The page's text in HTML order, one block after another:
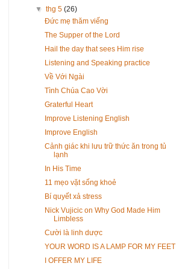
▼thg 5(26)
Đức mẹ thăm viếng
The Supper of the Lord
Hail the day that sees Him rise
Listening and Speaking practice
Về Với Ngài
Tình Chúa Cao Vời
Graterful Heart
Improve Listening English
Improve English
Cảnh giác khi lưu trữ thức ăn trong tủ
lạnh
In His Time
11 mẹo vặt sống khoẻ
Bí quyết xả stress
Nick Vujicic on Why God Made Him
Limbless
Cười là linh dược
YOUR WORD IS A LAMP FOR MY FEET
I OFFER MY LIFE